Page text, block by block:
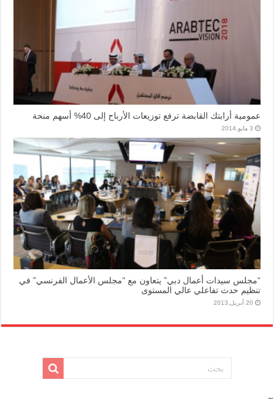
عمومية أرابتك القابضة ترفع توزيعات الأرباح إلى 40% أسهم منحة
3 مايو,2014
“مجلس سيدات أعمال دبي” يتعاون مع “مجلس الأعمال الفرنسي” في
تنظيم حدث تفاعلي عالي المستوى
20 أبريل,2013